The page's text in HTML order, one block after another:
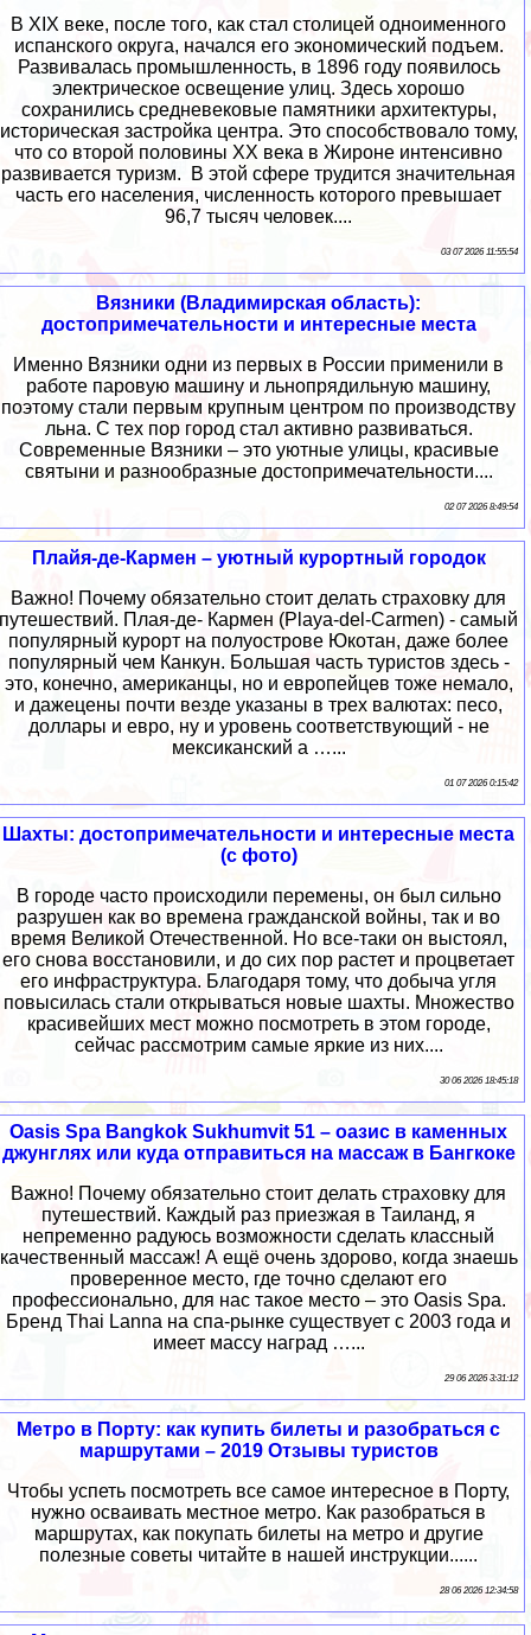
В XIX веке, после того, как стал столицей одноименного
испанского округа, начался его экономический подъем.
Развивалась промышленность, в 1896 году появилось
электрическое освещение улиц. Здесь хорошо
сохранились средневековые памятники архитектуры,
историческая застройка центра. Это способствовало тому,
что со второй половины XX века в Жироне интенсивно
развивается туризм. В этой сфере трудится значительная
часть его населения, численность которого превышает
96,7 тысяч человек....
03 07 2026 11:55:54
Вязники (Владимирская область):
достопримечательности и интересные места
Именно Вязники одни из первых в России применили в
работе паровую машину и льнопрядильную машину,
поэтому стали первым крупным центром по производству
льна. С тех пор город стал активно развиваться.
Современные Вязники – это уютные улицы, красивые
святыни и разнообразные достопримечательности....
02 07 2026 8:49:54
Плайя-де-Кармен – уютный курортный городок
Важно! Почему обязательно стоит делать страховку для
путешествий. Плая-де- Кармен (Playa-del-Carmen) - самый
популярный курорт на полуострове Юкотан, даже более
популярный чем Канкун. Большая часть туристов здесь -
это, конечно, американцы, но и европейцев тоже немало,
и дажецены почти везде указаны в трех валютах: песо,
доллары и евро, ну и уровень соответствующий - не
мексиканский а …...
01 07 2026 0:15:42
Шахты: достопримечательности и интересные места
(с фото)
В городе часто происходили перемены, он был сильно
разрушен как во времена гражданской войны, так и во
время Великой Отечественной. Но все-таки он выстоял,
его снова восстановили, и до сих пор растет и процветает
его инфраструктура. Благодаря тому, что добыча угля
повысилась стали открываться новые шахты. Множество
красивейших мест можно посмотреть в этом городе,
сейчас рассмотрим самые яркие из них....
30 06 2026 18:45:18
Oasis Spa Bangkok Sukhumvit 51 – оазис в каменных
джунглях или куда отправиться на массаж в Бангкоке
Важно! Почему обязательно стоит делать страховку для
путешествий. Каждый раз приезжая в Таиланд, я
непременно радуюсь возможности сделать классный
качественный массаж! А ещё очень здорово, когда знаешь
проверенное место, где точно сделают его
профессионально, для нас такое место – это Oasis Spa.
Бренд Thai Lanna на спа-рынке существует с 2003 года и
имеет массу наград …...
29 06 2026 3:31:12
Метро в Порту: как купить билеты и разобраться с
маршрутами – 2019 Отзывы туристов
Чтобы успеть посмотреть все самое интересное в Порту,
нужно осваивать местное метро. Как разобраться в
маршрутах, как покупать билеты на метро и другие
полезные советы читайте в нашей инструкции......
28 06 2026 12:34:58